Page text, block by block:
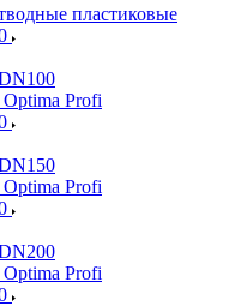
пластиковые
Profi
Profi
Profi